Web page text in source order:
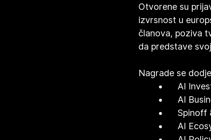
Otvorene su
izvrsnost u
članova, poziva
da predstave
Nagrade se
•	AI
•	AI
•
•	AI